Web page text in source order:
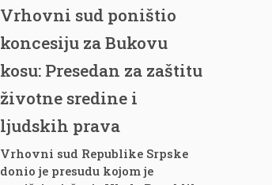
Vrhovni sud poništio
koncesiju za Bukovu
kosu: Presedan za zaštitu
životne sredine i
ljudskih prava
Vrhovni sud Republike Srpske
donio je presudu kojom je